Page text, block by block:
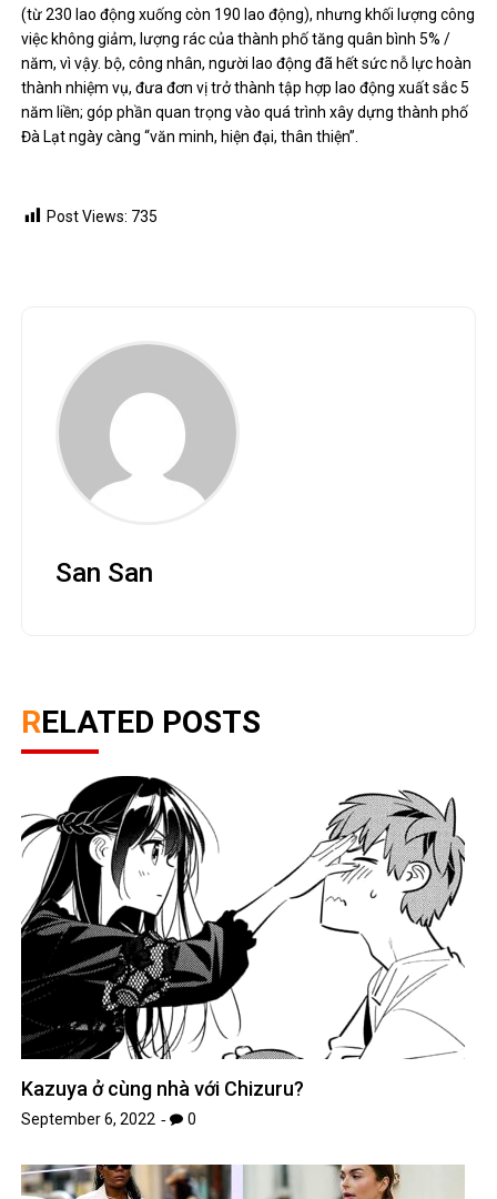
(từ 230 lao động xuống còn 190 lao động), nhưng khối lượng công
việc không giảm, lượng rác của thành phố tăng quân bình 5% /
năm, vì vậy. bộ, công nhân, người lao động đã hết sức nỗ lực hoàn
thành nhiệm vụ, đưa đơn vị trở thành tập hợp lao động xuất sắc 5
năm liền; góp phần quan trọng vào quá trình xây dựng thành phố
Đà Lạt ngày càng “văn minh, hiện đại, thân thiện”.
Post Views: 735
San San
RELATED POSTS
Kazuya ở cùng nhà với Chizuru?
September 6, 2022 0